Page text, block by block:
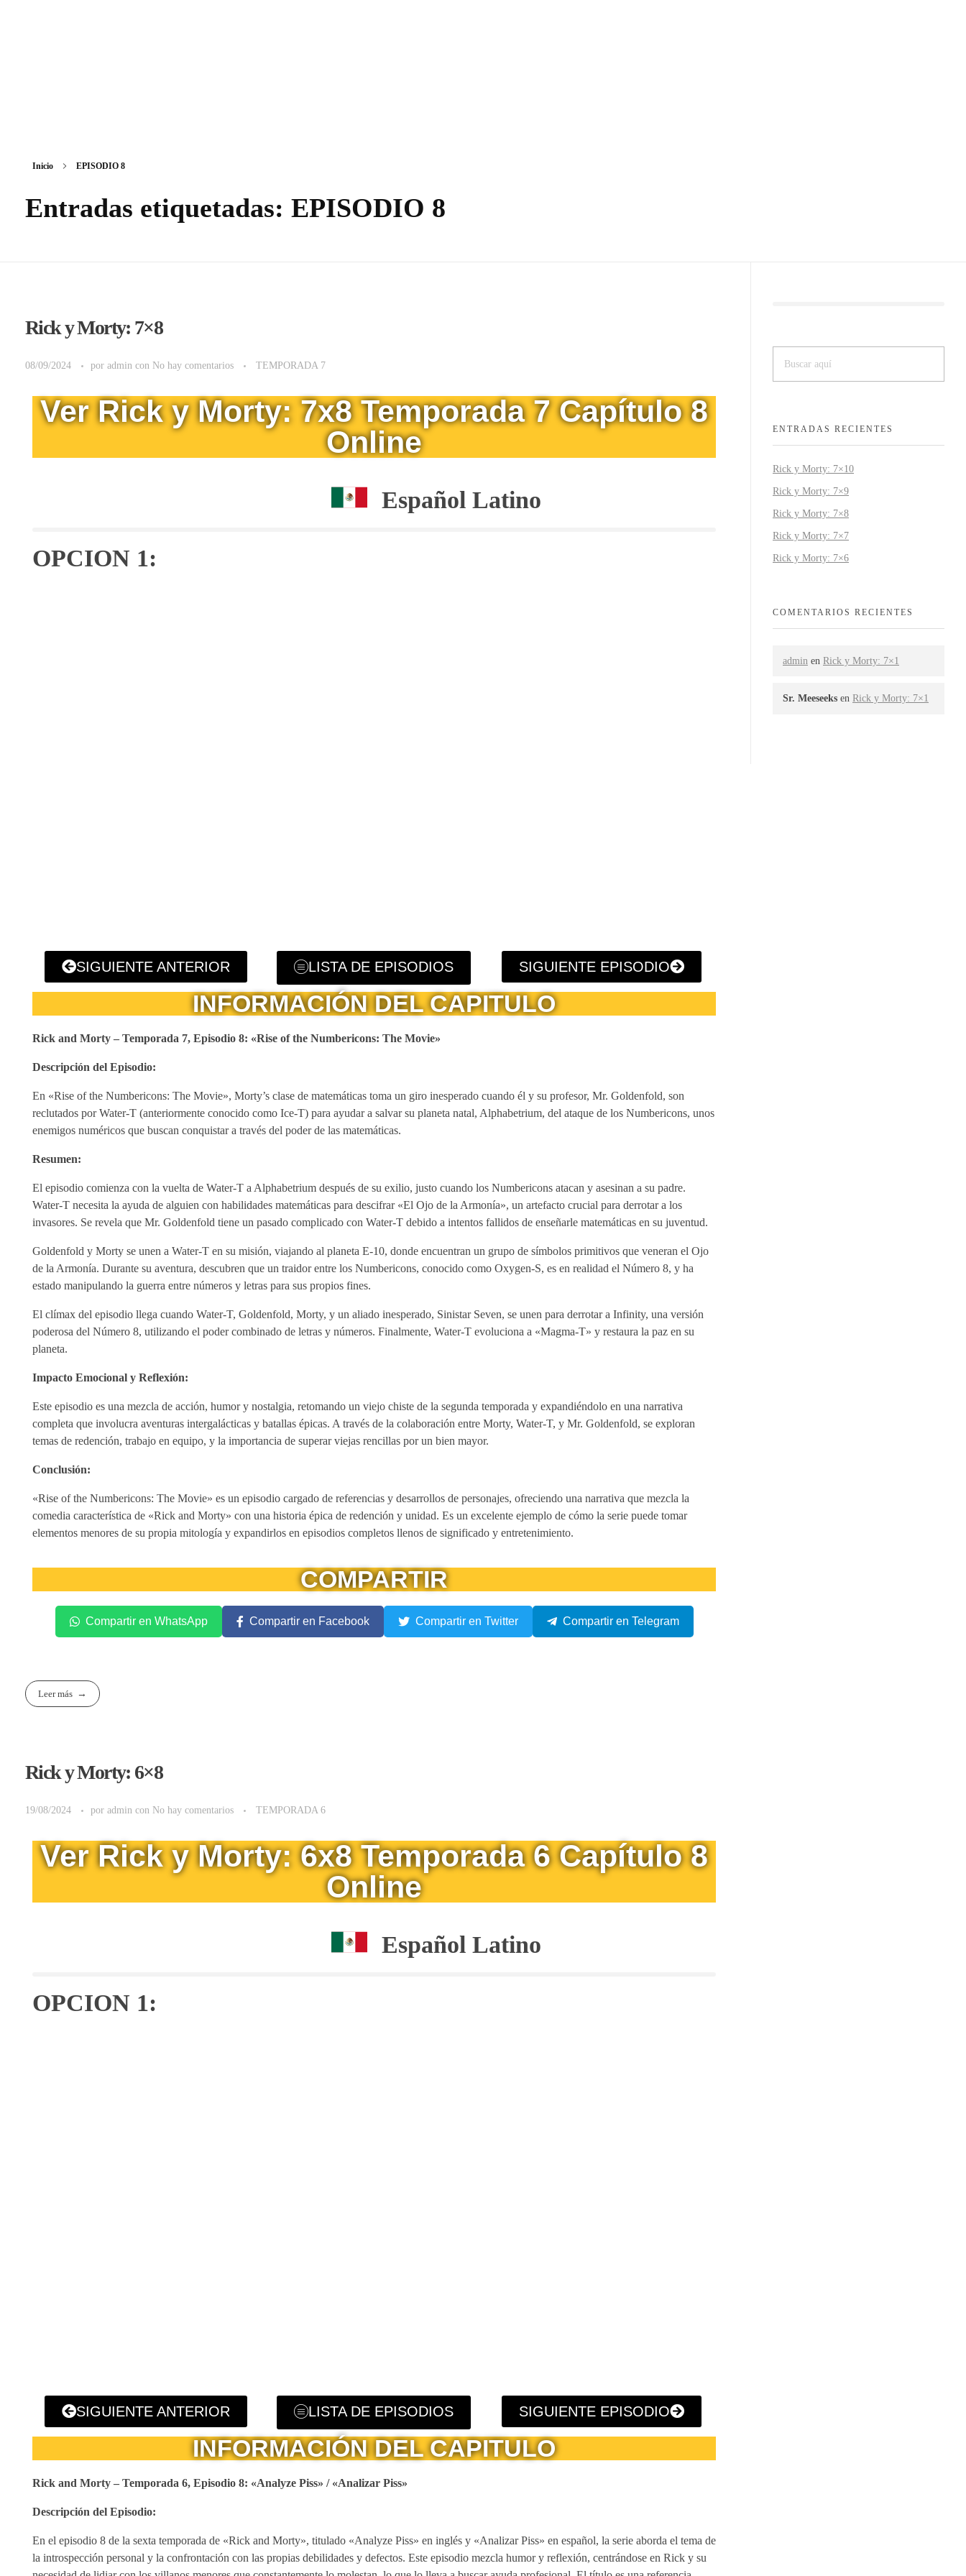
Inicio EPISODIO 8
Entradas etiquetadas: EPISODIO 8
Rick y Morty: 7×8
08/09/2024 por admin con No hay comentarios TEMPORADA 7
Ver Rick y Morty: 7x8 Temporada 7 Capítulo 8
Online
Español Latino
OPCION 1:
SIGUIENTE ANTERIOR LISTA DE EPISODIOS SIGUIENTE EPISODIO
INFORMACIÓN DEL CAPITULO
Rick and Morty – Temporada 7, Episodio 8: «Rise of the Numbericons: The Movie»
Descripción del Episodio:
En «Rise of the Numbericons: The Movie», Morty’s clase de matemáticas toma un giro inesperado cuando él y su profesor, Mr. Goldenfold, son
reclutados por Water-T (anteriormente conocido como Ice-T) para ayudar a salvar su planeta natal, Alphabetrium, del ataque de los Numbericons, unos
enemigos numéricos que buscan conquistar a través del poder de las matemáticas.
Resumen:
El episodio comienza con la vuelta de Water-T a Alphabetrium después de su exilio, justo cuando los Numbericons atacan y asesinan a su padre.
Water-T necesita la ayuda de alguien con habilidades matemáticas para descifrar «El Ojo de la Armonía», un artefacto crucial para derrotar a los
invasores. Se revela que Mr. Goldenfold tiene un pasado complicado con Water-T debido a intentos fallidos de enseñarle matemáticas en su juventud.
Goldenfold y Morty se unen a Water-T en su misión, viajando al planeta E-10, donde encuentran un grupo de símbolos primitivos que veneran el Ojo
de la Armonía. Durante su aventura, descubren que un traidor entre los Numbericons, conocido como Oxygen-S, es en realidad el Número 8, y ha
estado manipulando la guerra entre números y letras para sus propios fines.
El clímax del episodio llega cuando Water-T, Goldenfold, Morty, y un aliado inesperado, Sinistar Seven, se unen para derrotar a Infinity, una versión
poderosa del Número 8, utilizando el poder combinado de letras y números. Finalmente, Water-T evoluciona a «Magma-T» y restaura la paz en su
planeta.
Impacto Emocional y Reflexión:
Este episodio es una mezcla de acción, humor y nostalgia, retomando un viejo chiste de la segunda temporada y expandiéndolo en una narrativa
completa que involucra aventuras intergalácticas y batallas épicas. A través de la colaboración entre Morty, Water-T, y Mr. Goldenfold, se exploran
temas de redención, trabajo en equipo, y la importancia de superar viejas rencillas por un bien mayor.
Conclusión:
«Rise of the Numbericons: The Movie» es un episodio cargado de referencias y desarrollos de personajes, ofreciendo una narrativa que mezcla la
comedia característica de «Rick and Morty» con una historia épica de redención y unidad. Es un excelente ejemplo de cómo la serie puede tomar
elementos menores de su propia mitología y expandirlos en episodios completos llenos de significado y entretenimiento.
COMPARTIR
Compartir en WhatsApp Compartir en Facebook Compartir en Twitter Compartir en Telegram
Leer más
Rick y Morty: 6×8
19/08/2024 por admin con No hay comentarios TEMPORADA 6
Ver Rick y Morty: 6x8 Temporada 6 Capítulo 8
Online
Español Latino
OPCION 1:
SIGUIENTE ANTERIOR LISTA DE EPISODIOS SIGUIENTE EPISODIO
INFORMACIÓN DEL CAPITULO
Rick and Morty – Temporada 6, Episodio 8: «Analyze Piss» / «Analizar Piss»
Descripción del Episodio:
En el episodio 8 de la sexta temporada de «Rick and Morty», titulado «Analyze Piss» en inglés y «Analizar Piss» en español, la serie aborda el tema de
la introspección personal y la confrontación con las propias debilidades y defectos. Este episodio mezcla humor y reflexión, centrándose en Rick y su
ENTRADAS RECIENTES
Rick y Morty: 7×10
Rick y Morty: 7×9
Rick y Morty: 7×8
Rick y Morty: 7×7
Rick y Morty: 7×6
COMENTARIOS RECIENTES
admin en Rick y Morty: 7×1
Sr. Meeseeks en Rick y Morty: 7×1